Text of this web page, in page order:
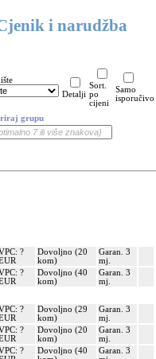
i narudžba
Detalji
Sort.
po
cijeni
Samo
isporučivo
grupu
?
Dovoljno (20
kom)
Garan. 3
mj.
?
Dovoljno (40
kom)
Garan. 3
mj.
?
Dovoljno (29
kom)
Garan. 3
mj.
?
Dovoljno (20
kom)
Garan. 3
mj.
?
Dovoljno (40
Garan. 3